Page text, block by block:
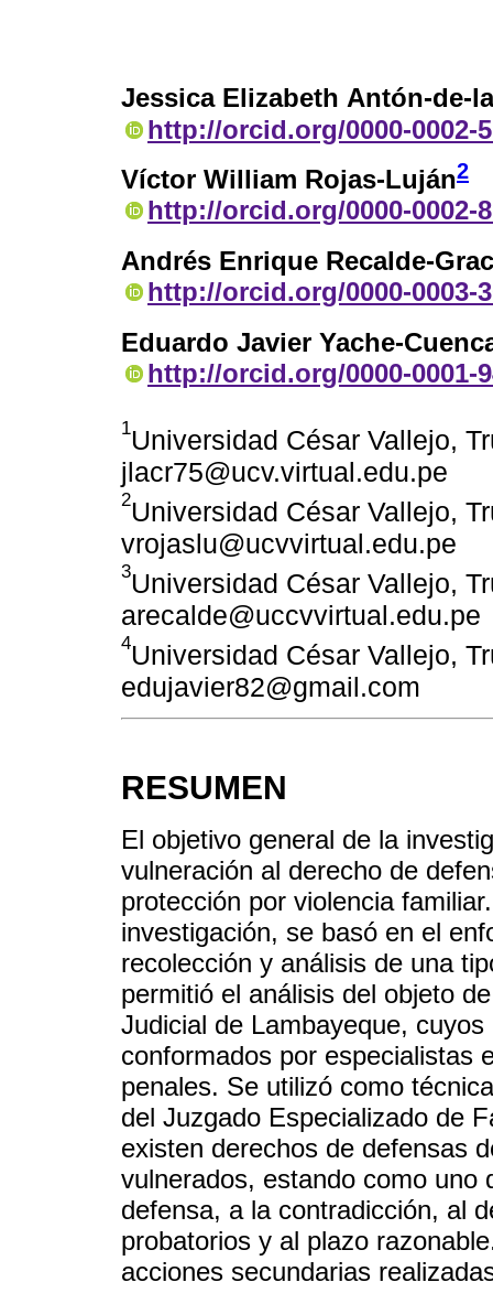
Jessica Elizabeth Antón-de-
http://orcid.org/0000-0002-
Víctor William Rojas-Luján2
http://orcid.org/0000-0002-
Andrés Enrique Recalde-
http://orcid.org/0000-0003-
Eduardo Javier Yache-
http://orcid.org/0000-0001-
1Universidad César Vallejo,
jlacr75@ucv.virtual.edu.pe
2Universidad César Vallejo,
vrojaslu@ucvvirtual.edu.pe
3Universidad César Vallejo,
arecalde@uccvvirtual.edu.pe
4Universidad César Vallejo,
edujavier82@gmail.com
RESUMEN
El objetivo general de la
vulneración al derecho de
protección por violencia
investigación, se basó en el
recolección y análisis de una
permitió el análisis del objeto
Judicial de Lambayeque,
conformados por especialistas
penales. Se utilizó como
del Juzgado Especializado de
existen derechos de defensas
vulnerados, estando como uno
defensa, a la contradicción, al
probatorios y al plazo
acciones secundarias